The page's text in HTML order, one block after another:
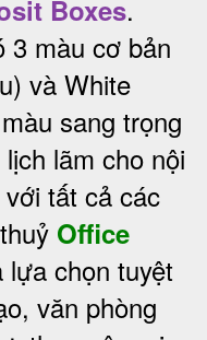
Boxes.
3 màu cơ bản
và White
sang trọng
lịch lãm cho nội
tất cả các
Office
chọn tuyệt
văn phòng